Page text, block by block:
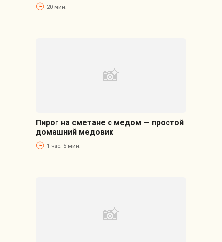
20 мин.
Пирог на сметане с медом — простой
домашний медовик
1 час. 5 мин.